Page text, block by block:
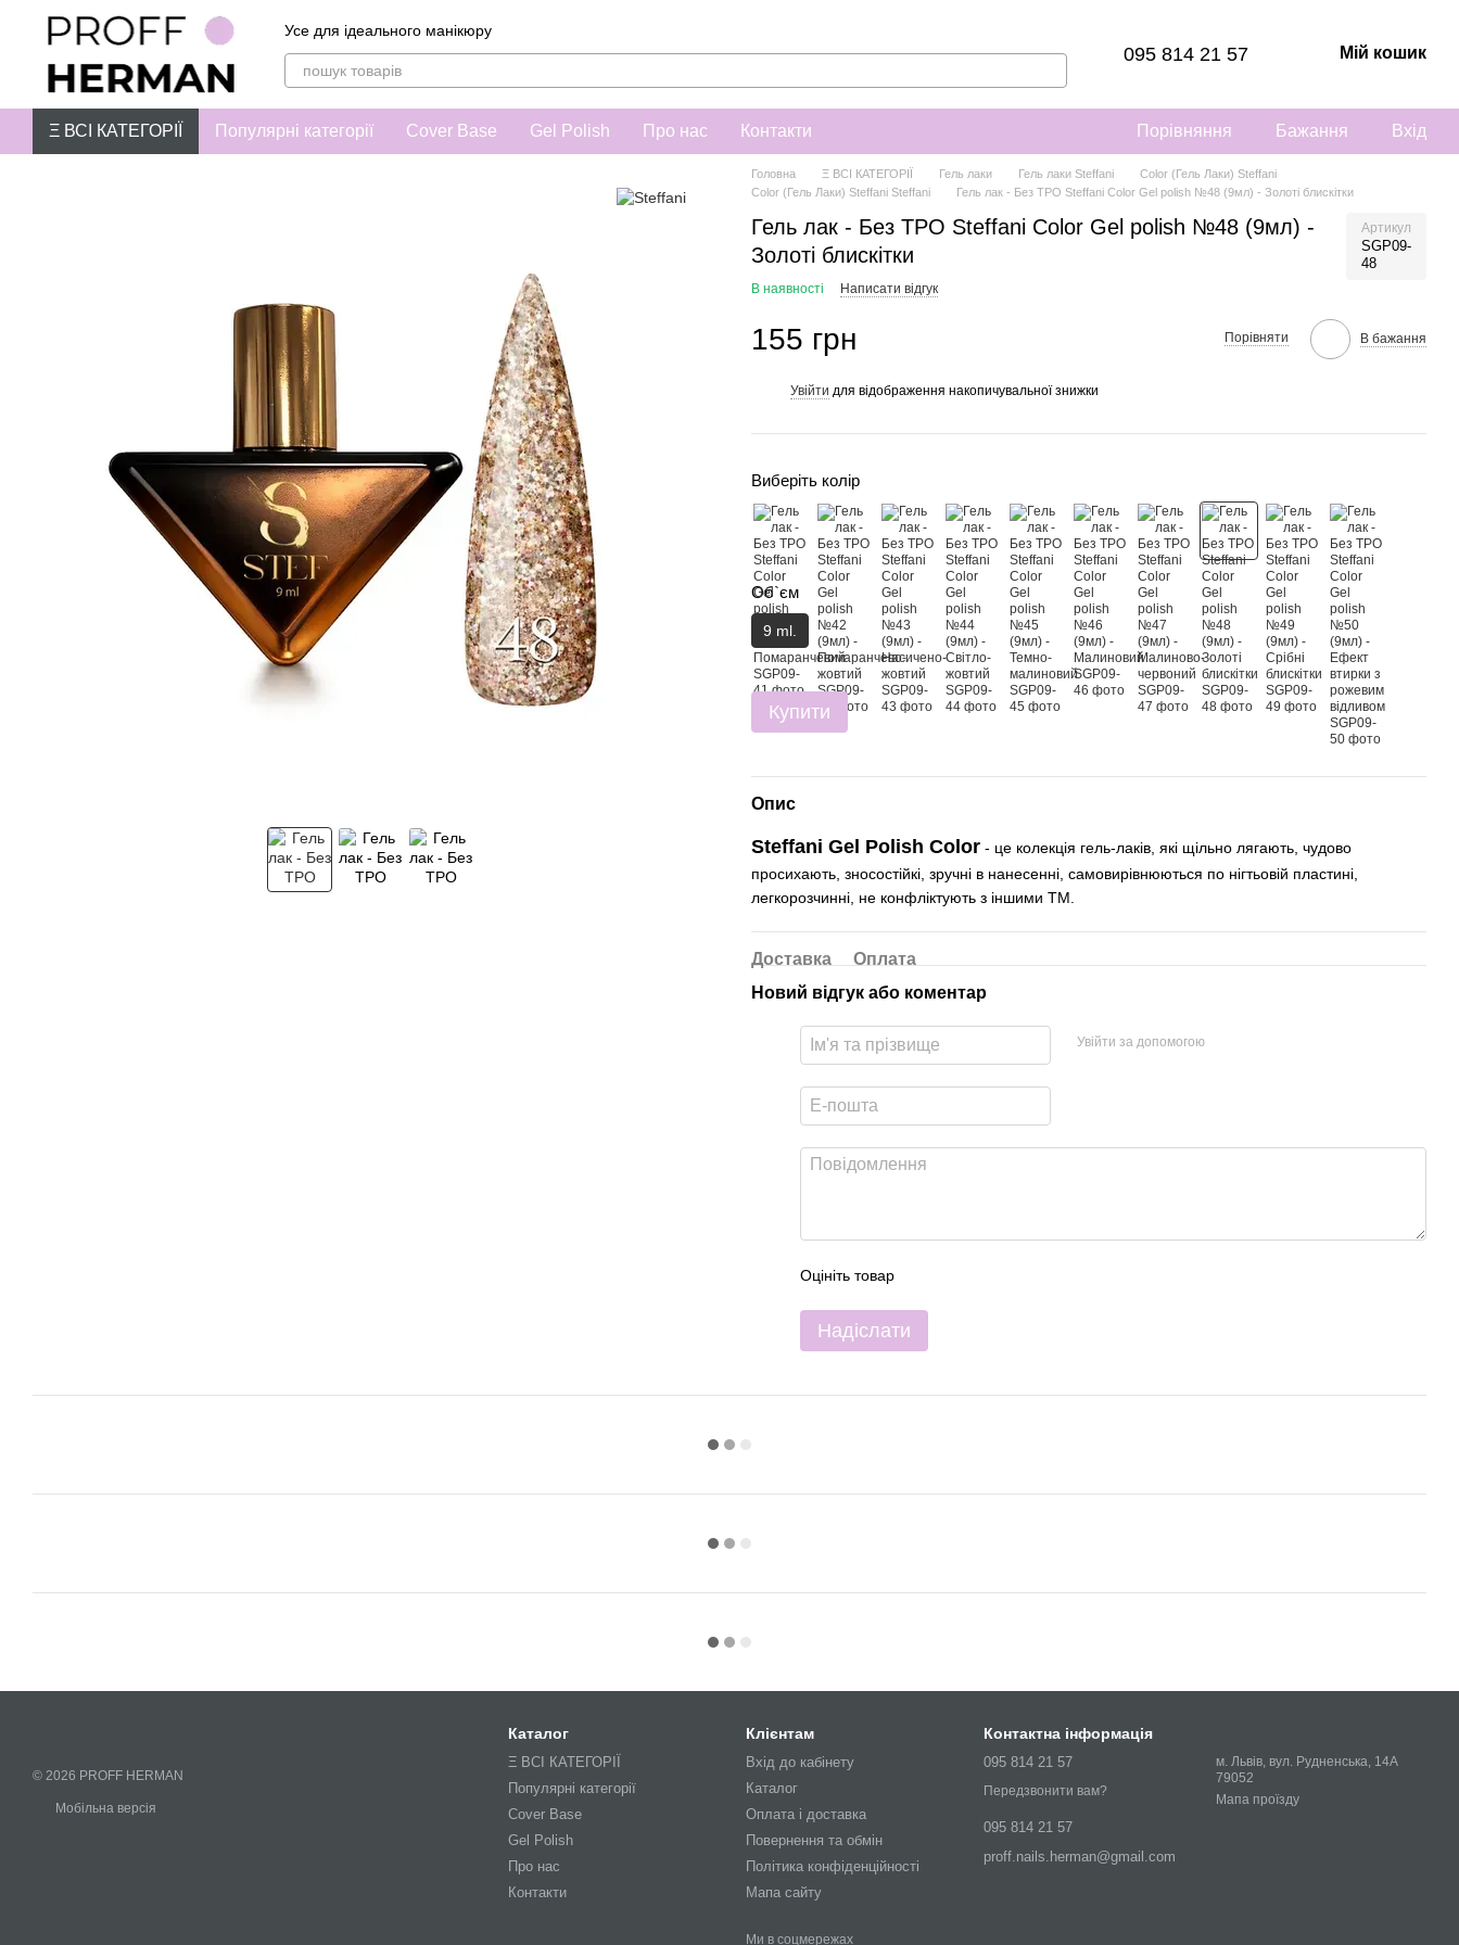
Перейти до основного контенту
Усе для ідеального манікюру
095 814 21 57 Мій кошик
Ξ ВСІ КАТЕГОРІЇ Популярні категорії Cover Base Gel Polish Про нас Контакти Порівняння Бажання Вхід
Головна Ξ ВСІ КАТЕГОРІЇ Гель лаки Гель лаки Steffani
Color (Гель Лаки) Steffani
Color (Гель Лаки) Steffani Steffani
Гель лак - Без ТРО Steffani Color Gel polish №48 (9мл) - Золоті блискітки
Гель лак - Без ТРО Steffani Color Gel polish №48 (9мл) -
Золоті блискітки
Артикул
SGP09-
48
В наявності Написати відгук
155 грн Порівняти В бажання
Увійти для відображення накопичувальної знижки
Виберіть колір
Об`єм
9 ml.
Купити
Опис
Steffani Gel Polish Color - це колекція гель-лаків, які щільно лягають, чудово
просихають, зносостійкі, зручні в нанесенні, самовирівнюються по нігтьовій пластині,
легкорозчинні, не конфліктують з іншими ТМ.
Доставка
Оплата
Новий відгук або коментар
Увійти за допомогою
Оцініть товар
Надіслати
© 2026 PROFF HERMAN
Мобільна версія
Каталог
Ξ ВСІ КАТЕГОРІЇ
Популярні категорії
Cover Base
Gel Polish
Про нас
Контакти
Клієнтам
Вхід до кабінету
Каталог
Оплата і доставка
Повернення та обмін
Політика конфіденційності
Мапа сайту
Ми в соцмережах
Контактна інформація
095 814 21 57
Передзвонити вам?
095 814 21 57
proff.nails.herman@gmail.com
м. Львів, вул. Рудненська, 14А
79052
Мапа проїзду